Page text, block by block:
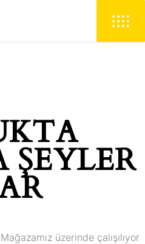
üzerinde çalışılıyor